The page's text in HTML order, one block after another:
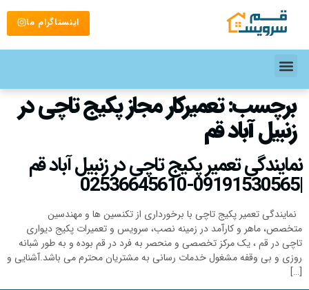
اینستاگرام ما
برچسب:تعمیرکار مجاز پکیج تاچی در
زنبیل آباد قم
نمایندگی تعمیر پکیج تاچی در زنبیل آباد قم
|09191530565-02536645610
نمایندگی تعمیر پکیج تاچی با برخورداری از تکنسین ها و مهندسین
متخصص، ماهر و کارآمد در زمینه نصب، سرویس و تعمیرات پکیج دیواری
تاچی در قم ، یک مرکز تخصصی و منحصر به فرد در قم بوده و به طور شبانه
روزی و بی وقفه مشغول خدمات رسانی به مشتریان محترم می باشد.آشنایی و
[…]